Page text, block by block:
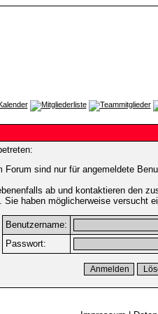
sind nur für angemeldete
ab und kontaktieren den
haben möglicherweise versucht
Benutzername:
Passwort: